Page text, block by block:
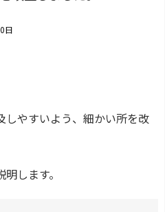
日
しやすいよう、細かい所を改
します。